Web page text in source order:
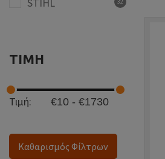
ΤΙΜΗ
Τιμή:
Καθαρισμός Φίλτρων